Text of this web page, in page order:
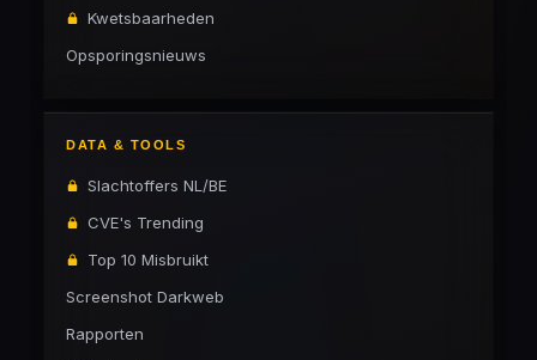
Kwetsbaarheden
Opsporingsnieuws
DATA & TOOLS
Slachtoffers NL/BE
CVE's Trending
Top 10 Misbruikt
Screenshot Darkweb
Rapporten